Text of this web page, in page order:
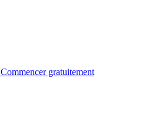
Commencer gratuitement